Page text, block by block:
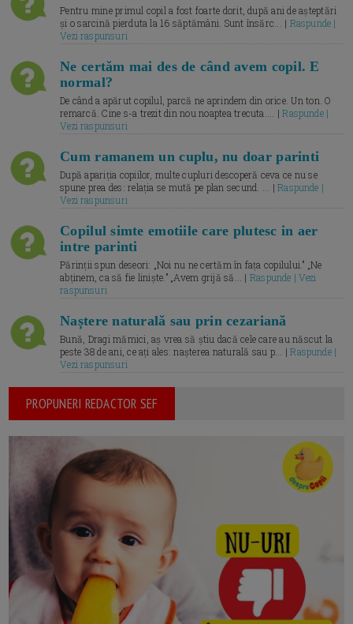
Pentru mine primul copil a fost foarte dorit, după ani de așteptări
și o sarcină pierduta la 16 săptămâni. Sunt însărc... | Raspunde |
Vezi raspunsuri
Ne certăm mai des de când avem copil. E
normal?
De când a apărut copilul, parcă ne aprindem din orice. Un ton. O
remarcă. Cine s-a trezit din nou noaptea trecuta.... |Raspunde |
Vezi raspunsuri
Cum ramanem un cuplu, nu doar parinti
După apariția copiilor, multe cupluri descoperă ceva ce nu se
spune prea des: relația se mută pe plan secund. ... |Raspunde |
Vezi raspunsuri
Copilul simte emotiile care plutesc in aer
intre parinti
Părinții spun deseori: „Noi nu ne certăm în fața copilului.” „Ne
abținem, ca să fie liniște.” „Avem grijă să... | Raspunde | Vezi
raspunsuri
Naștere naturală sau prin cezariană
Bună, Dragi mămici, aș vrea să știu dacă cele care au născut la
peste 38 de ani, ce ați ales: nașterea naturală sau p... |Raspunde |
Vezi raspunsuri
PROPUNERI REDACTOR SEF